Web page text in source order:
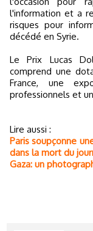
l'information et a
risques pour
décédé en Syrie.
Le Prix Lucas
comprend une
France, une
professionnels et
Lire aussi :
Paris soupçonne
dans la mort du
Gaza: un